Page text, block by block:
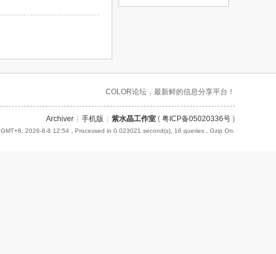
COLOR论坛，最新鲜的信息分享平台！
Archiver 手机版 紫水晶工作室 ( 粤ICP备05020336号 )
GMT+8, 2026-8-8 12:54 , Processed in 0.023021 second(s), 16 queries , Gzip On.